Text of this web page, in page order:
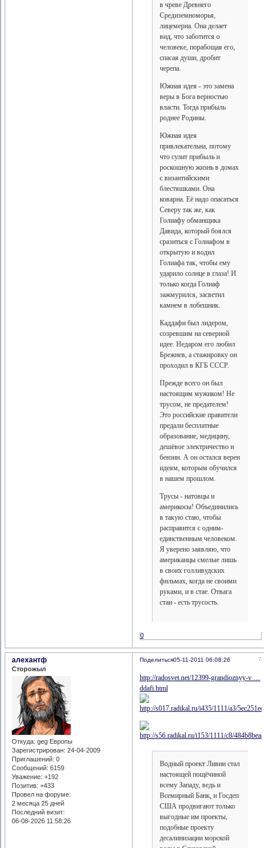
в чреве Древнего
Средиземноморья,
лицемерна. Она делает
вид, что заботится о
человеке, порабощая его,
спасая души, дробит
черепа.
Южная идея - это замена
веры в Бога верностью
власти. Тогда прибыль
роднее Родины.
Южная идея
привлекательна, потому
что сулит прибыль и
роскошную жизнь в домах
с византийскими
блестяшками. Она
коварна. Её надо опасаться
Северу так же, как
Голиафу обманщика
Давида, который боялся
сразиться с Голиафом в
открытую и водил
Голиафа так, чтобы ему
ударило солнце в глаза! И
только когда Голиаф
зажмурился, засветил
камнем в лобешник.
Каддафи был лидером,
созревшим на северной
идее. Недаром его любил
Брежнев, а стажировку он
проходил в КГБ СССР.
Прежде всего он был
настоящим мужиком! Не
трусом, не предателем!
Это российские правители
предали бесплатные
образование, медицину,
дешёвое электричество и
бензин. А он остался верен
идеям, которым обучился
в нашем прошлом.
Трусы - натовцы и
америкосы! Объединились
в такую стаю, чтобы
расправится с одним-
единственным человеком.
Я уверено заявляю, что
американцы смелые лишь
в своих голливудских
фильмах, когда не своими
руками, и в стае. Отвага
стаи - есть трусость.
0
Поделиться 7
05-11-2011 06:08:26
алехантф
Сторожыл
Откуда: geg Европы
Зарегистрирован: 24-04-2009
Приглашений: 0
Сообщений: 6159
Уважение: +192
Позитив: +433
Провел на форуме:
2 месяца 25 дней
Последний визит:
06-08-2026 11:58:26
http://radosvet.net/12399-grandioznyy-v …
ddafi.html
Водный проект Ливии стал
настоящей пощёчиной
всему Западу, ведь и
Всемирный Банк, и Госдеп
США продвигают только
выгодные им проекты,
подобные проекту
десалинизации морской